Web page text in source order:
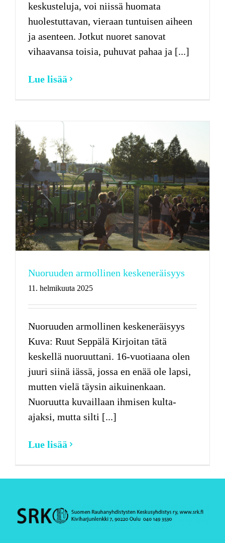
keskusteluja, voi niissä huomata
huolestuttavan, vieraan tuntuisen aiheen
ja asenteen. Jotkut nuoret sanovat
vihaavansa toisia, puhuvat pahaa ja [...]
Lue lisää
Nuoruuden armollinen keskeneräisyys
11. helmikuuta 2025
Nuoruuden armollinen keskeneräisyys
Kuva: Ruut Seppälä Kirjoitan tätä
keskellä nuoruuttani. 16-vuotiaana olen
juuri siinä iässä, jossa en enää ole lapsi,
mutten vielä täysin aikuinenkaan.
Nuoruutta kuvaillaan ihmisen kulta-
ajaksi, mutta silti [...]
Lue lisää